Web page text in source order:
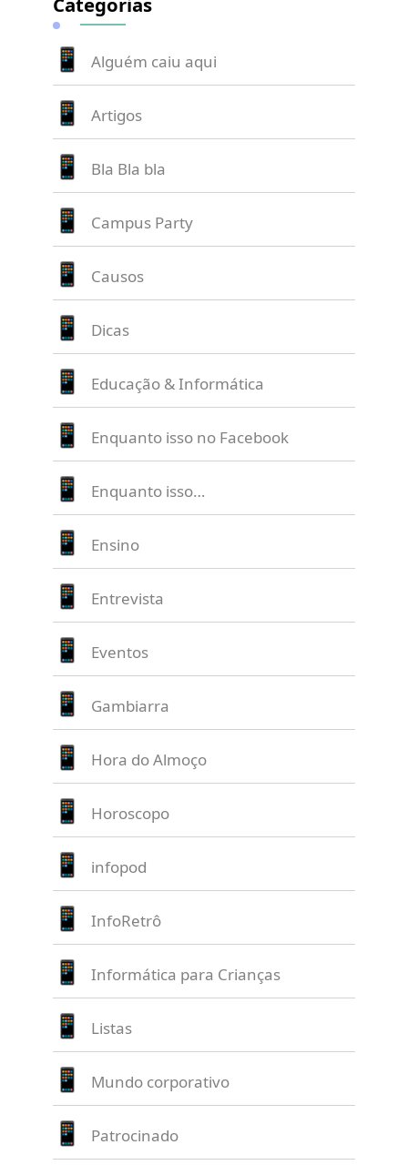
Alguém caiu aqui
Artigos
Bla Bla bla
Campus Party
Causos
Dicas
Educação & Informática
Enquanto isso no Facebook
Enquanto isso…
Ensino
Entrevista
Eventos
Gambiarra
Hora do Almoço
Horoscopo
infopod
InfoRetrô
Informática para Crianças
Listas
Mundo corporativo
Patrocinado